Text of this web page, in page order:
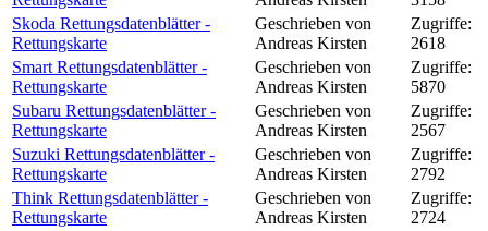
Skoda Rettungsdatenblätter -
Rettungskarte
Geschrieben von
Andreas Kirsten
Zugriffe:
2618
Smart Rettungsdatenblätter -
Rettungskarte
Geschrieben von
Andreas Kirsten
Zugriffe:
5870
Subaru Rettungsdatenblätter -
Rettungskarte
Geschrieben von
Andreas Kirsten
Zugriffe:
2567
Suzuki Rettungsdatenblätter -
Rettungskarte
Geschrieben von
Andreas Kirsten
Zugriffe:
2792
Think Rettungsdatenblätter -
Rettungskarte
Geschrieben von
Andreas Kirsten
Zugriffe:
2724